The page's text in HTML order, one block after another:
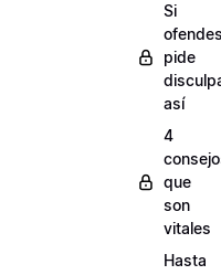
Si
pide
así
4
que
son
vitales
Hasta